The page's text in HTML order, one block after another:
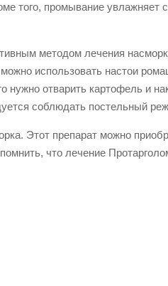
того, промывание увлажняет
методом лечения
использовать настои
отварить картофель и
соблюдать постельный
Этот препарат можно
что лечение